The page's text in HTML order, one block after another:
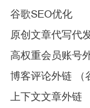
谷歌SEO优化
原创文章代写代
高权重会员账号
博客评论外链 （
上下文文章外链